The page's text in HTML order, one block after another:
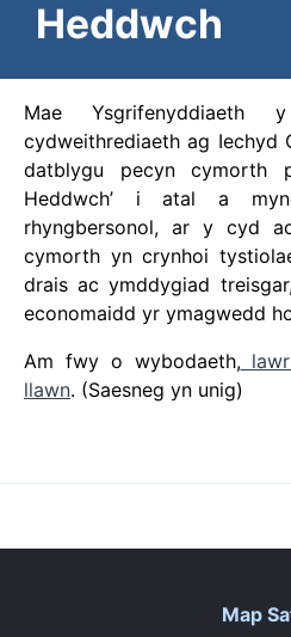
Heddwch
Mae Ysgrifenyddiaeth
cydweithrediaeth ag Iechyd
datblygu pecyn cymorth
Heddwch’ i atal a
rhyngbersonol, ar y cyd
cymorth yn crynhoi
drais ac ymddygiad
economaidd yr ymagwedd
Am fwy o wybodaeth,
llawn. (Saesneg yn unig)
Map